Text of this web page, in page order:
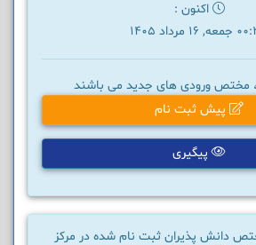
اکنون :
مرداد 1405
مختص ورودی های جدید می باشند
پیش ثبت نام
پیگیری
دانش پذیران ثبت نام شده در مرکز